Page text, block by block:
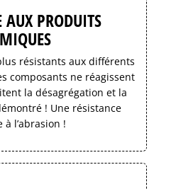
AUX PRODUITS
résistants aux différents
composants ne réagissent
la désagrégation et la
! Une résistance
à l’abrasion !